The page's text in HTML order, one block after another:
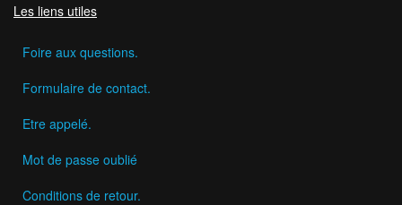
Les liens utiles
Foire aux questions.
Formulaire de contact.
Etre appelé.
Mot de passe oublié
Conditions de retour.